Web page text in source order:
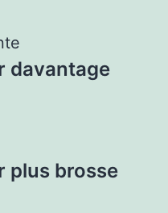
davantage
plus brosse